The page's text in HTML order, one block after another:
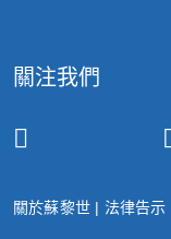
關注我們
關於蘇黎世 | 法律告示